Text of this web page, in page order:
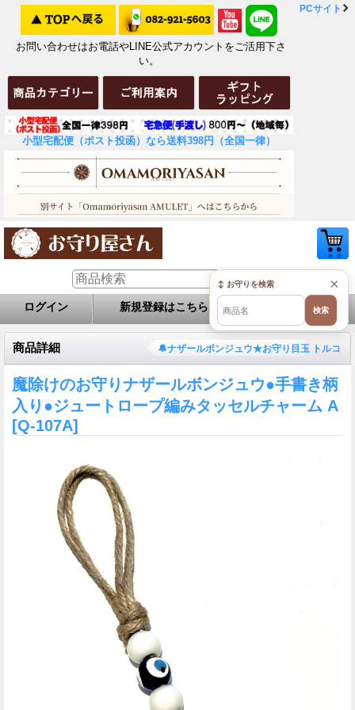
お問い合わせはお電話やLINE公式アカウントをご活用下さ
い。
小型宅配便（ポスト投函）なら送料398円（全国一律）
PCサイト
ログイン 新規登録はこちら お問い合せ
商品詳細 🔔ナザールボンジュウ★お守り目玉 トルコ
魔除けのお守りナザールボンジュウ●手書き柄
入り●ジュートロープ編みタッセルチャーム A
[Q-107A]
×
↕ お守りを検索
検索